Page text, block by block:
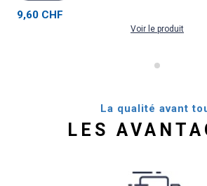
9,60 CHF
Voir le produit
La qualité avant
LES